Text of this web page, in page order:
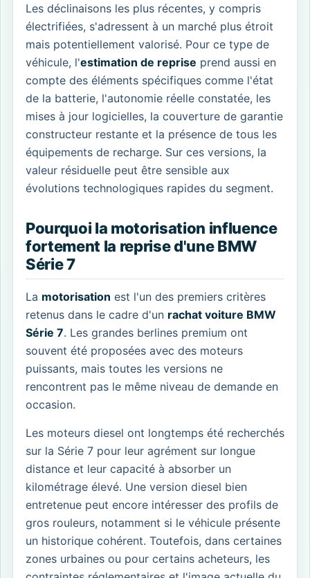
Les déclinaisons les plus récentes, y compris
électrifiées, s'adressent à un marché plus étroit
mais potentiellement valorisé. Pour ce type de
véhicule, l'estimation de reprise prend aussi en
compte des éléments spécifiques comme l'état
de la batterie, l'autonomie réelle constatée, les
mises à jour logicielles, la couverture de garantie
constructeur restante et la présence de tous les
équipements de recharge. Sur ces versions, la
valeur résiduelle peut être sensible aux
évolutions technologiques rapides du segment.
Pourquoi la motorisation influence
fortement la reprise d'une BMW
Série 7
La motorisation est l'un des premiers critères
retenus dans le cadre d'un rachat voiture BMW
Série 7. Les grandes berlines premium ont
souvent été proposées avec des moteurs
puissants, mais toutes les versions ne
rencontrent pas le même niveau de demande en
occasion.
Les moteurs diesel ont longtemps été recherchés
sur la Série 7 pour leur agrément sur longue
distance et leur capacité à absorber un
kilométrage élevé. Une version diesel bien
entretenue peut encore intéresser des profils de
gros rouleurs, notamment si le véhicule présente
un historique cohérent. Toutefois, dans certaines
zones urbaines ou pour certains acheteurs, les